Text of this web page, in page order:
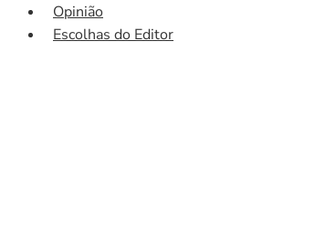
Opinião
Escolhas do Editor